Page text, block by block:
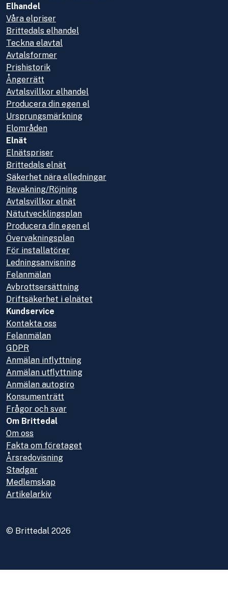
Elhandel
Våra elpriser
Brittedals elhandel
Teckna elavtal
Avtalsformer
Prishistorik
Ångerrätt
Avtalsvillkor elhandel
Producera din egen el
Ursprungsmärkning
Elområden
Elnät
Elnätspriser
Brittedals elnät
Säkerhet nära elledningar
Bevakning/Röjning
Avtalsvillkor elnät
Nätutvecklingsplan
Producera din egen el
Övervakningsplan
För installatörer
Ledningsanvisning
Felanmälan
Avbrottsersättning
Driftsäkerhet i elnätet
Kundservice
Kontakta oss
Felanmälan
GDPR
Anmälan inflyttning
Anmälan utflyttning
Anmälan autogiro
Konsumenträtt
Frågor och svar
Om Brittedal
Om oss
Fakta om företaget
Årsredovisning
Stadgar
Medlemskap
Artikelarkiv
© Brittedal 2026